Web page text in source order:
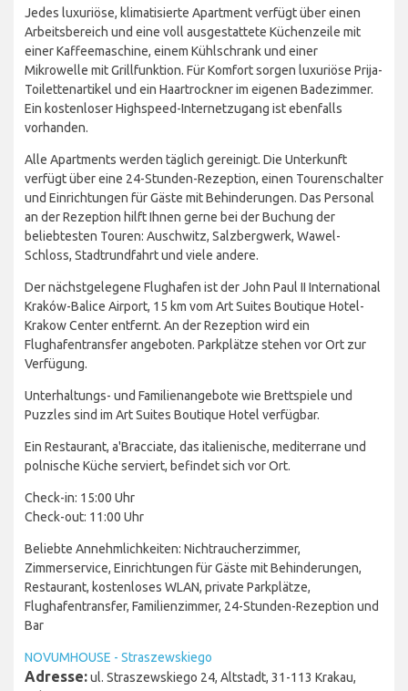
Jedes luxuriöse, klimatisierte Apartment verfügt über einen
Arbeitsbereich und eine voll ausgestattete Küchenzeile mit
einer Kaffeemaschine, einem Kühlschrank und einer
Mikrowelle mit Grillfunktion. Für Komfort sorgen luxuriöse Prija-
Toilettenartikel und ein Haartrockner im eigenen Badezimmer.
Ein kostenloser Highspeed-Internetzugang ist ebenfalls
vorhanden.
Alle Apartments werden täglich gereinigt. Die Unterkunft
verfügt über eine 24-Stunden-Rezeption, einen Tourenschalter
und Einrichtungen für Gäste mit Behinderungen. Das Personal
an der Rezeption hilft Ihnen gerne bei der Buchung der
beliebtesten Touren: Auschwitz, Salzbergwerk, Wawel-
Schloss, Stadtrundfahrt und viele andere.
Der nächstgelegene Flughafen ist der John Paul II International
Kraków-Balice Airport, 15 km vom Art Suites Boutique Hotel-
Krakow Center entfernt. An der Rezeption wird ein
Flughafentransfer angeboten. Parkplätze stehen vor Ort zur
Verfügung.
Unterhaltungs- und Familienangebote wie Brettspiele und
Puzzles sind im Art Suites Boutique Hotel verfügbar.
Ein Restaurant, a'Bracciate, das italienische, mediterrane und
polnische Küche serviert, befindet sich vor Ort.
Check-in: 15:00 Uhr
Check-out: 11:00 Uhr
Beliebte Annehmlichkeiten: Nichtraucherzimmer,
Zimmerservice, Einrichtungen für Gäste mit Behinderungen,
Restaurant, kostenloses WLAN, private Parkplätze,
Flughafentransfer, Familienzimmer, 24-Stunden-Rezeption und
Bar
NOVUMHOUSE - Straszewskiego
Adresse:ul. Straszewskiego 24, Altstadt, 31-113 Krakau,